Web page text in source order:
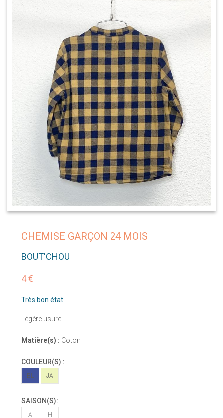
CHEMISE GARÇON 24 MOIS
BOUT'CHOU
4 €
Très bon état
Légère usure
Matière(s) : Coton
COULEUR(S) :
BL JA
SAISON(S):
A H